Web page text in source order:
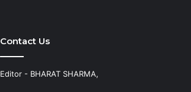
Contact Us
Editor - BHARAT SHARMA,